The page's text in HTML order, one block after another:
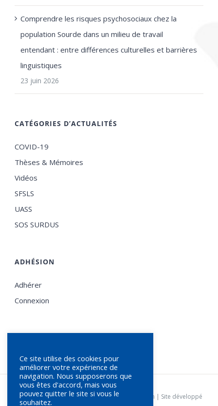
Comprendre les risques psychosociaux chez la
population Sourde dans un milieu de travail
entendant : entre différences culturelles et barrières
linguistiques
23 juin 2026
CATÉGORIES D’ACTUALITÉS
COVID-19
Thèses & Mémoires
Vidéos
SFSLS
UASS
SOS SURDUS
ADHÉSION
Adhérer
Connexion
© Copyright2026 | SFSLS |Statuts de l'association | Site développé
Ce site utilise des cookies pour
améliorer votre expérience de
navigation. Nous supposerons que
vous êtes d'accord, mais vous
pouvez quitter le site si vous le
souhaitez.